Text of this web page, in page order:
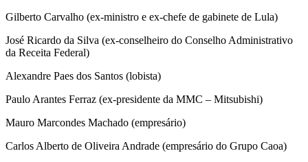
Gilberto Carvalho (ex-ministro e ex-chefe de gabinete de Lula)
José Ricardo da Silva (ex-conselheiro do Conselho Administrativo
da Receita Federal)
Alexandre Paes dos Santos (lobista)
Paulo Arantes Ferraz (ex-presidente da MMC – Mitsubishi)
Mauro Marcondes Machado (empresário)
Carlos Alberto de Oliveira Andrade (empresário do Grupo Caoa)